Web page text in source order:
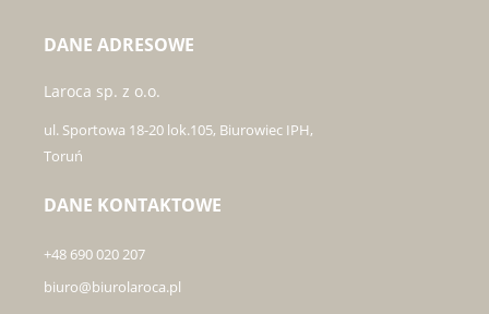
DANE ADRESOWE
Laroca sp. z o.o.
ul. Sportowa 18-20 lok.105, Biurowiec IPH,
Toruń
DANE KONTAKTOWE
+48 690 020 207
biuro@biurolaroca.pl